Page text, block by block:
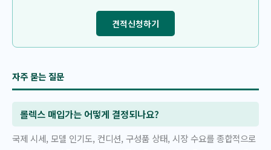
견적신청하기
자주 묻는 질문
롤렉스 매입가는 어떻게 결정되나요?
국제 시세, 모델 인기도, 컨디션, 구성품 상태, 시장 수요를 종합적으로